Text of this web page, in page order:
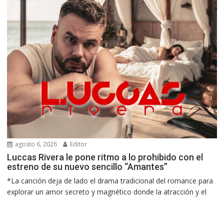
agosto 6, 2026 Editor
Luccas Rivera le pone ritmo a lo prohibido con el
estreno de su nuevo sencillo “Amantes”
*La canción deja de lado el drama tradicional del romance para
explorar un amor secreto y magnético donde la atracción y el